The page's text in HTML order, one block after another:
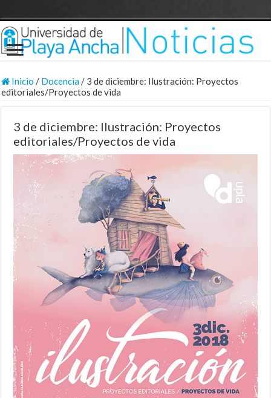
Inicio / Docencia/ 3 de diciembre: Ilustración: Proyectos
editoriales/Proyectos de vida
3 de diciembre: Ilustración: Proyectos
editoriales/Proyectos de vida